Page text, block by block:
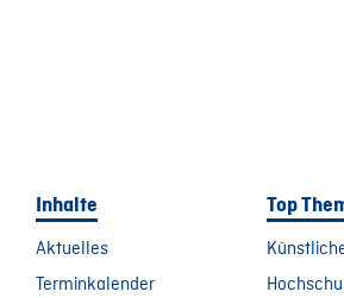
Inhalte
Aktuelles
Terminkalender
Top